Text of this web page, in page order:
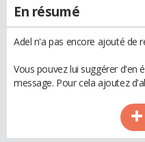
En résumé
Adel n'a pas encore ajouté de
Vous pouvez lui suggérer d'en
message. Pour cela ajoutez